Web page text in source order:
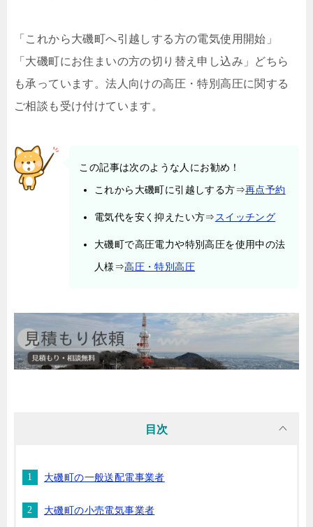
「これから大磯町へ引越しする方の電気使用開始」
「大磯町にお住まいの方の切り替え申し込み」どちら
も承っています。法人向けの高圧・特別高圧に関する
ご相談も受け付けています。
この記事は次のような人にお勧め！
これから大磯町に引越しする方⇒再点予約
電気代を安く抑えたい方⇒ スイッチング
大磯町で高圧電力や特別高圧を使用中の法
人様⇒高圧・特別高圧
目次
大磯町の一般送配電事業者
大磯町の小売電気事業者